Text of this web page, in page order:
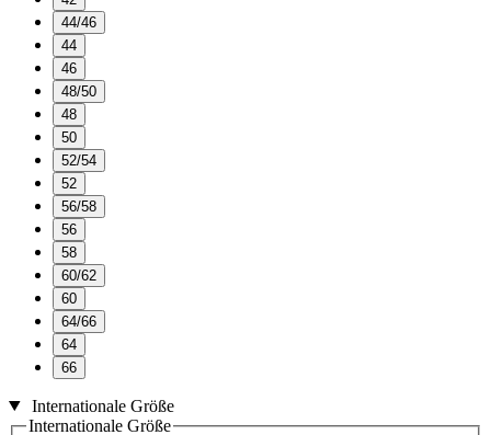
44/46
44
46
48/50
48
50
52/54
52
56/58
56
58
60/62
60
64/66
64
66
Internationale Größe
Internationale Größe